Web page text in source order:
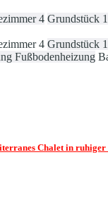
4 Grundstück
4 Grundstück
Fußbodenheizung
Chalet in ruhiger